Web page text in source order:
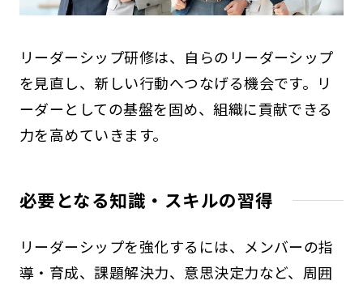
リーダーシップ研修は、自らのリーダーシップ
を見直し、新しい行動へつなげる機会です。リ
ーダーとしての基盤を固め、組織に貢献できる
力を高めていきます。
必要となる知識・スキルの習得
リーダーシップを強化するには、メンバーの指
導・育成、課題解決力、意思決定力など、周囲